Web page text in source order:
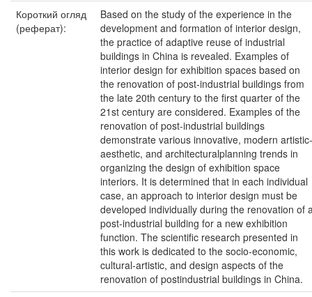
Короткий огляд
(реферат):
Based on the study of the experience in the
development and formation of interior design,
the practice of adaptive reuse of industrial
buildings in China is revealed. Examples of
interior design for exhibition spaces based on
the renovation of post-industrial buildings from
the late 20th century to the first quarter of the
21st century are considered. Examples of the
renovation of post-industrial buildings
demonstrate various innovative, modern artistic-
aesthetic, and architecturalplanning trends in
organizing the design of exhibition space
interiors. It is determined that in each individual
case, an approach to interior design must be
developed individually during the renovation of
post-industrial building for a new exhibition
function. The scientific research presented in
this work is dedicated to the socio-economic,
cultural-artistic, and design aspects of the
renovation of postindustrial buildings in China.